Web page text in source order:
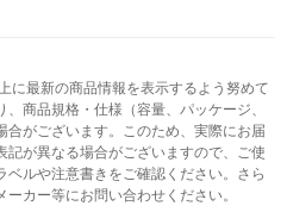
に最新の商品情報を表示するよう努めて
商品規格・仕様（容量、パッケージ、
合がございます。このため、実際にお届
記が異なる場合がございますので、ご使
ルや注意書きをご確認ください。さら
カー等にお問い合わせください。